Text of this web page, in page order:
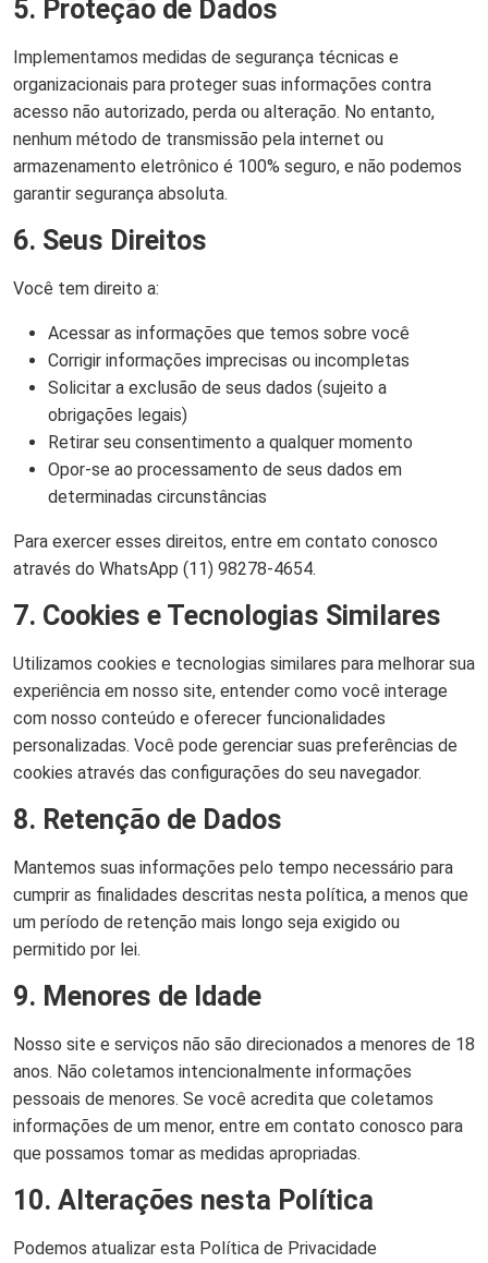
5. Proteção de Dados
Implementamos medidas de segurança técnicas e
organizacionais para proteger suas informações contra
acesso não autorizado, perda ou alteração. No entanto,
nenhum método de transmissão pela internet ou
armazenamento eletrônico é 100% seguro, e não podemos
garantir segurança absoluta.
6. Seus Direitos
Você tem direito a:
Acessar as informações que temos sobre você
Corrigir informações imprecisas ou incompletas
Solicitar a exclusão de seus dados (sujeito a
obrigações legais)
Retirar seu consentimento a qualquer momento
Opor-se ao processamento de seus dados em
determinadas circunstâncias
Para exercer esses direitos, entre em contato conosco
através do WhatsApp (11) 98278-4654.
7. Cookies e Tecnologias Similares
Utilizamos cookies e tecnologias similares para melhorar sua
experiência em nosso site, entender como você interage
com nosso conteúdo e oferecer funcionalidades
personalizadas. Você pode gerenciar suas preferências de
cookies através das configurações do seu navegador.
8. Retenção de Dados
Mantemos suas informações pelo tempo necessário para
cumprir as finalidades descritas nesta política, a menos que
um período de retenção mais longo seja exigido ou
permitido por lei.
9. Menores de Idade
Nosso site e serviços não são direcionados a menores de 18
anos. Não coletamos intencionalmente informações
pessoais de menores. Se você acredita que coletamos
informações de um menor, entre em contato conosco para
que possamos tomar as medidas apropriadas.
10. Alterações nesta Política
Podemos atualizar esta Política de Privacidade